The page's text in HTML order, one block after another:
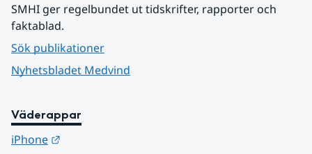
SMHI ger regelbundet ut tidskrifter, rapporter och
faktablad.
Sök publikationer
Nyhetsbladet Medvind
Väderappar
iPhone